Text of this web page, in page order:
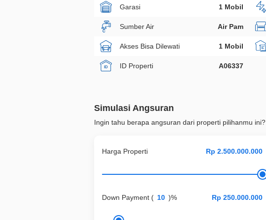
Garasi 1 Mobil
Sumber Air Air Pam
Akses Bisa Dilewati 1 Mobil
ID Properti A06337
Simulasi Angsuran
Ingin tahu berapa angsuran dari properti pilihanmu ini?
Harga Properti
Down Payment ( )%